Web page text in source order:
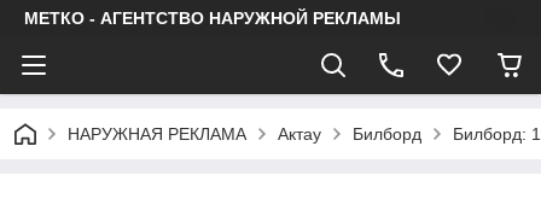
МЕТКО - АГЕНТСТВО НАРУЖНОЙ РЕКЛАМЫ
НАРУЖНАЯ РЕКЛАМА Актау Билборд Билборд: